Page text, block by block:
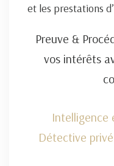
et les prestations
Preuve &
vos intérêts
Intelligence
Détective privé